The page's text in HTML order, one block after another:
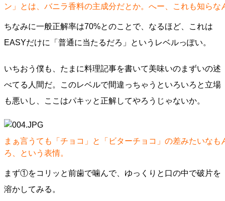
ン」とは、バニラ香料の主成分だとか。へー、これも知らな
ちなみに一般正解率は70%とのことで、なるほど、これは
EASYだけに「普通に当たるだろ」というレベルっぽい。
いちおう僕も、たまに料理記事を書いて美味いのまずいの述
べてる人間だ。このレベルで間違っちゃうといろいろと立場
も悪いし、ここはパキッと正解してやろうじゃないか。
まぁ言うても「チョコ」と「ビターチョコ」の差みたいな
ろ、という表情。
まず①をコリッと前歯で噛んで、ゆっくりと口の中で破片を
溶かしてみる。